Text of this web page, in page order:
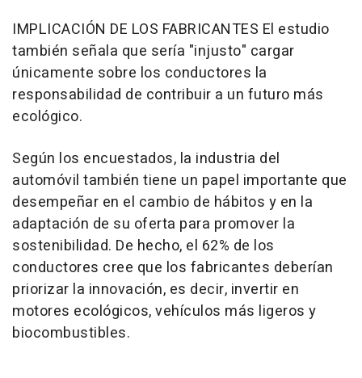
IMPLICACIÓN DE LOS FABRICANTES El estudio
también señala que sería "injusto" cargar
únicamente sobre los conductores la
responsabilidad de contribuir a un futuro más
ecológico.
Según los encuestados, la industria del
automóvil también tiene un papel importante que
desempeñar en el cambio de hábitos y en la
adaptación de su oferta para promover la
sostenibilidad. De hecho, el 62% de los
conductores cree que los fabricantes deberían
priorizar la innovación, es decir, invertir en
motores ecológicos, vehículos más ligeros y
biocombustibles.